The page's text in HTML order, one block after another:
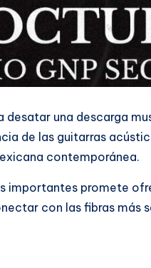
una descarga
de las guitarras
contemporánea.
importantes promete
con las fibras más